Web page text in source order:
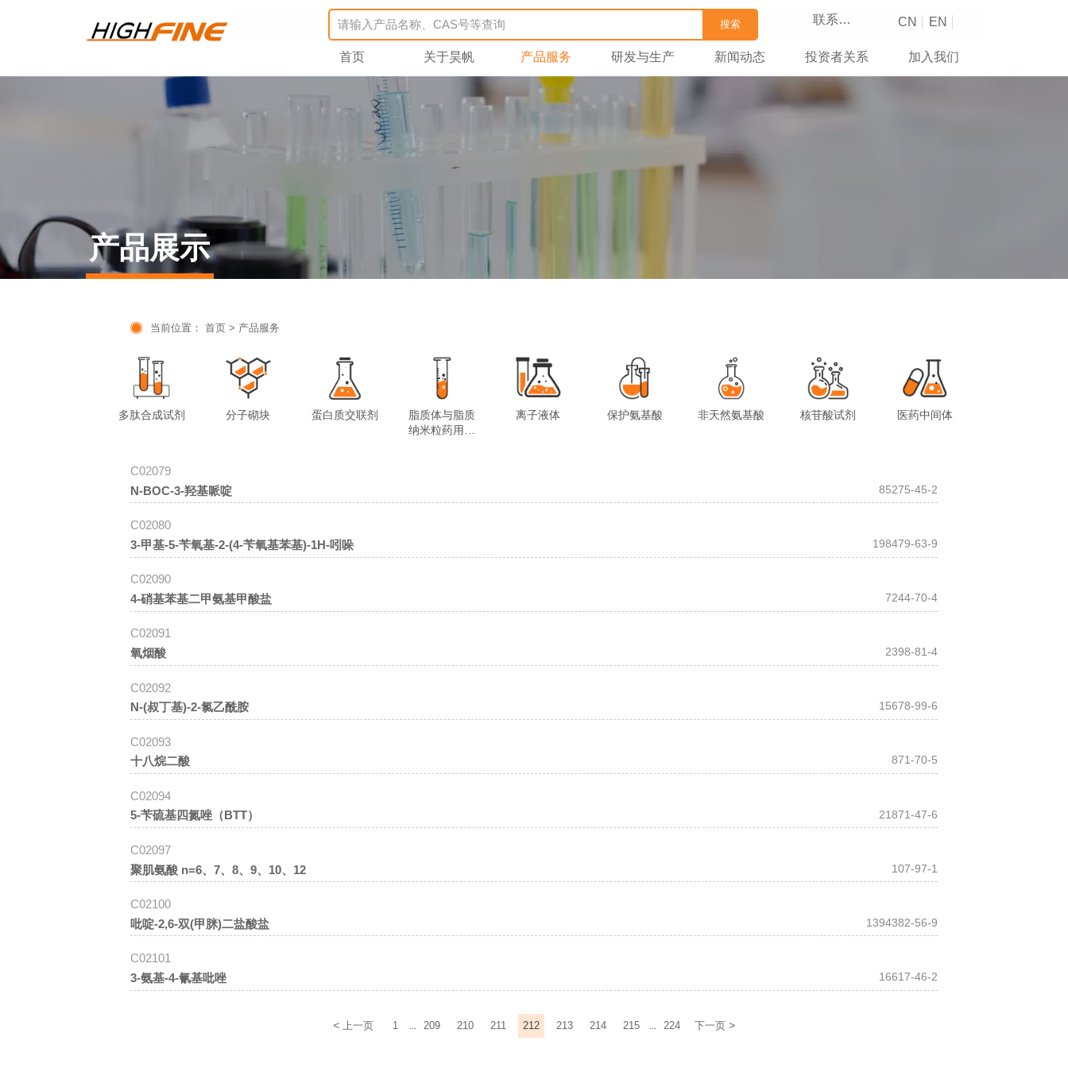
搜索 联系我们 CN EN
首页 关于昊帆 产品服务 研发与生产 新闻动态 投资者关系 加入我们
产品展示
 当前位置： 首页> 产品服务
多肽合成试剂 分子砌块 蛋白质交联剂
脂质体与脂质
纳米粒药用试
离子液体 保护氨基酸 非天然氨基酸 核苷酸试剂 医药中间体
C02079
N-BOC-3-羟基哌啶
85275-45-2
C02080
3-甲基-5-苄氧基-2-(4-苄氧基苯基)-1H-吲哚
198479-63-9
C02090
4-硝基苯基二甲氨基甲酸盐
7244-70-4
C02091
氧烟酸
2398-81-4
C02092
N-(叔丁基)-2-氯乙酰胺
15678-99-6
C02093
十八烷二酸
871-70-5
C02094
5-苄硫基四氮唑（BTT）
21871-47-6
C02097
聚肌氨酸 n=6、7、8、9、10、12
107-97-1
C02100
吡啶-2,6-双(甲脒)二盐酸盐
1394382-56-9
C02101
3-氨基-4-氰基吡唑
16617-46-2
< 上一页 1 ... 209 210 211 212 213 214 215 ... 224 下一页 >